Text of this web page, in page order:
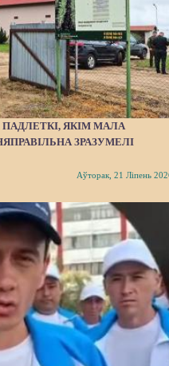
ПАДЛЕТКІ, ЯКІМ МАЛА
ЗРАЗУМЕЛІ
Аўторак, 21 Ліпень